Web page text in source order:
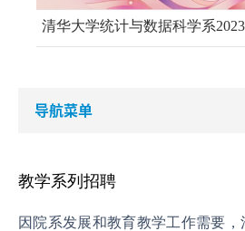
教学系列招聘
因院系发展和教育教学工作需要
导航菜单
清华大学统计与数据科学系